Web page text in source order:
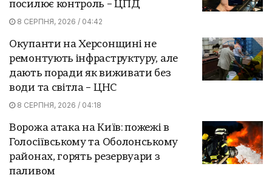
посилює контроль – ЦПД
8 СЕРПНЯ, 2026 / 04:42
Окупанти на Херсонщині не
ремонтують інфраструктуру, але
дають поради як виживати без
води та світла – ЦНС
8 СЕРПНЯ, 2026 / 04:18
Ворожа атака на Київ: пожежі в
Голосіївському та Оболонському
районах, горять резервуари з
паливом